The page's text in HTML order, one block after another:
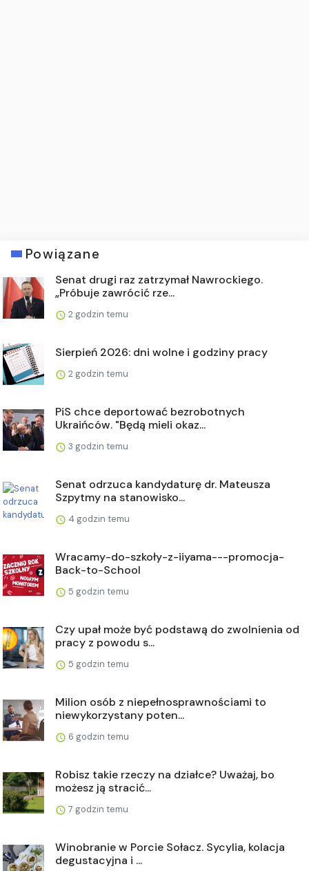
Powiązane
Senat drugi raz zatrzymał Nawrockiego.
„Próbuje zawrócić rze...
2 godzin temu
Sierpień 2026: dni wolne i godziny pracy
2 godzin temu
PiS chce deportować bezrobotnych
Ukraińców. "Będą mieli okaz...
3 godzin temu
Senat odrzuca kandydaturę dr. Mateusza
Szpytmy na stanowisko...
4 godzin temu
Wracamy-do-szkoły-z-iiyama---promocja-
Back-to-School
5 godzin temu
Czy upał może być podstawą do zwolnienia od
pracy z powodu s...
5 godzin temu
Milion osób z niepełnosprawnościami to
niewykorzystany poten...
6 godzin temu
Robisz takie rzeczy na działce? Uważaj, bo
możesz ją stracić...
7 godzin temu
Winobranie w Porcie Sołacz. Sycylia, kolacja
degustacyjna i ...